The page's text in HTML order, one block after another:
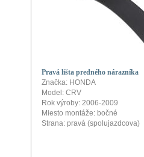
Pravá lišta predného nárazníka
Značka: HONDA
Model: CRV
Rok výroby: 2006-2009
Miesto montáže: bočné
Strana: pravá (spolujazdcova)